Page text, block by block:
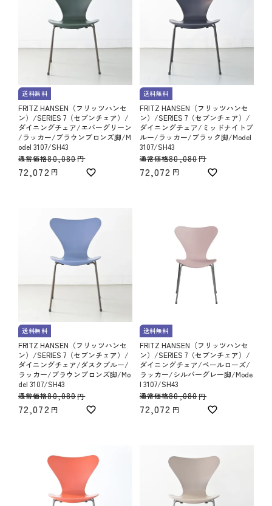
送料無料
FRITZ HANSEN（フリッツハンセ
ン）/SERIES 7（セブンチェア）/
ダイニングチェア/エバーグリーン
/ラッカー/ブラウンブロンズ脚/M
odel 3107/SH43
通常価格80,080
72,072
送料無料
FRITZ HANSEN（フリッツハンセ
ン）/SERIES 7（セブンチェア）/
ダイニングチェア/ミッドナイトブ
ルー/ラッカー/ブラック脚/Model
3107/SH43
通常価格80,080
72,072
送料無料
FRITZ HANSEN（フリッツハンセ
ン）/SERIES 7（セブンチェア）/
ダイニングチェア/ダスクブルー/
ラッカー/ブラウンブロンズ脚/Mo
del 3107/SH43
通常価格80,080
72,072
送料無料
FRITZ HANSEN（フリッツハンセ
ン）/SERIES 7（セブンチェア）/
ダイニングチェア/ペールローズ/
ラッカー/シルバーグレー脚/Mode
l 3107/SH43
通常価格80,080
72,072